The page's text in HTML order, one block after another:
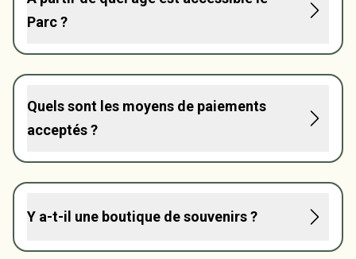
Parc ?
Quels sont les moyens de paiements
acceptés ?
Y a-t-il une boutique de souvenirs ?